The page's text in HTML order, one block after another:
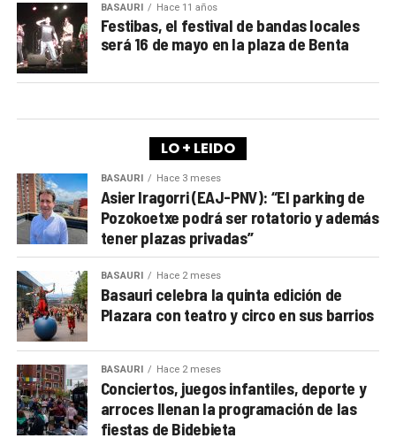
BASAURI Hace 11 años
Festibas, el festival de bandas locales
será 16 de mayo en la plaza de Benta
LO + LEIDO
BASAURI Hace 3 meses
Asier Iragorri (EAJ-PNV): “El parking de
Pozokoetxe podrá ser rotatorio y además
tener plazas privadas”
BASAURI Hace 2 meses
Basauri celebra la quinta edición de
Plazara con teatro y circo en sus barrios
BASAURI Hace 2 meses
Conciertos, juegos infantiles, deporte y
arroces llenan la programación de las
fiestas de Bidebieta